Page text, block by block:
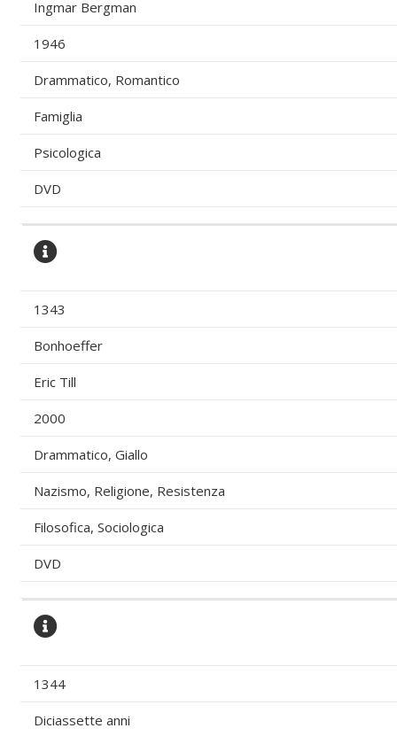
Ingmar Bergman
1946
Drammatico, Romantico
Famiglia
Psicologica
DVD
1343
Bonhoeffer
Eric Till
2000
Drammatico, Giallo
Nazismo, Religione, Resistenza
Filosofica, Sociologica
DVD
1344
Diciassette anni